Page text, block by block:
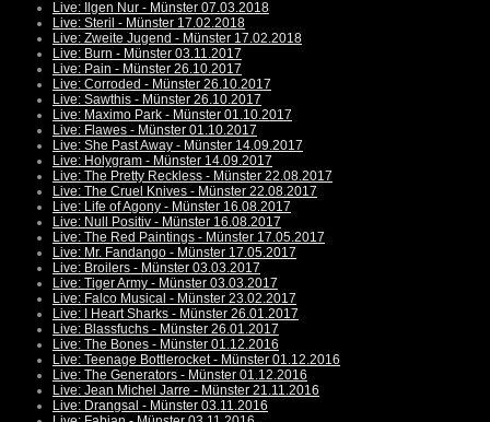
Live: Ilgen Nur - Münster 07.03.2018
Live: Steril - Münster 17.02.2018
Live: Zweite Jugend - Münster 17.02.2018
Live: Burn - Münster 03.11.2017
Live: Pain - Münster 26.10.2017
Live: Corroded - Münster 26.10.2017
Live: Sawthis - Münster 26.10.2017
Live: Maximo Park - Münster 01.10.2017
Live: Flawes - Münster 01.10.2017
Live: She Past Away - Münster 14.09.2017
Live: Holygram - Münster 14.09.2017
Live: The Pretty Reckless - Münster 22.08.2017
Live: The Cruel Knives - Münster 22.08.2017
Live: Life of Agony - Münster 16.08.2017
Live: Null Positiv - Münster 16.08.2017
Live: The Red Paintings - Münster 17.05.2017
Live: Mr. Fandango - Münster 17.05.2017
Live: Broilers - Münster 03.03.2017
Live: Tiger Army - Münster 03.03.2017
Live: Falco Musical - Münster 23.02.2017
Live: I Heart Sharks - Münster 26.01.2017
Live: Blassfuchs - Münster 26.01.2017
Live: The Bones - Münster 01.12.2016
Live: Teenage Bottlerocket - Münster 01.12.2016
Live: The Generators - Münster 01.12.2016
Live: Jean Michel Jarre - Münster 21.11.2016
Live: Drangsal - Münster 03.11.2016